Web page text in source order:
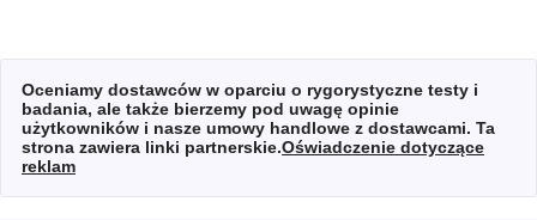
Oceniamy dostawców w oparciu o rygorystyczne testy i
badania, ale także bierzemy pod uwagę opinie
użytkowników i nasze umowy handlowe z dostawcami. Ta
strona zawiera linki partnerskie.Oświadczenie dotyczące
reklam